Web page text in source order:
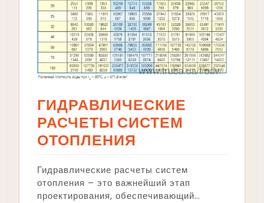
ГИДРАВЛИЧЕСКИЕ
РАСЧЕТЫ СИСТЕМ
ОТОПЛЕНИЯ
Гидравлические расчеты систем
отопления – это важнейший этап
проектирования, обеспечивающий…